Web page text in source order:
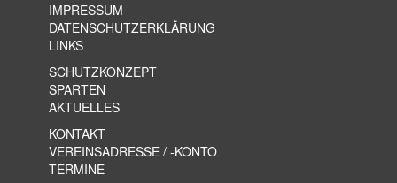
IMPRESSUM
DATENSCHUTZERKLÄRUNG
LINKS
SCHUTZKONZEPT
SPARTEN
AKTUELLES
KONTAKT
VEREINSADRESSE / -KONTO
TERMINE